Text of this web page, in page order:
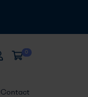
0
Contact